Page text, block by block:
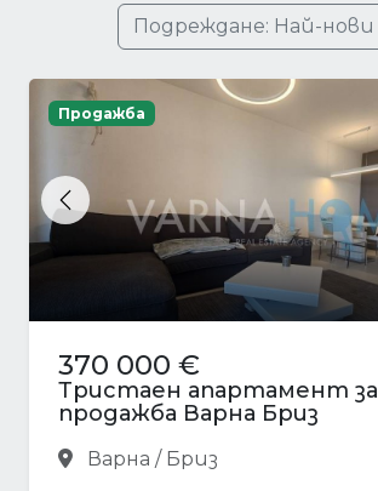
Подреждане: Най-нови
Previous
Продажба
370 000 €
Тристаен апартамент за
продажба Варна Бриз
Варна / Бриз